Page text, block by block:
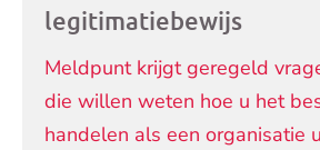
legitimatiebewijs
Meldpunt krijgt geregeld
die willen weten hoe u het
handelen als een organisatie